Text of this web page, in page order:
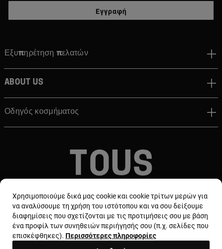
Εγγραφή
Εξυπηρέτηση πελατών
About us
Οδηγός κοσμήματος
Χρησιμοποιούμε δικά μας cookie και cookie τρίτων μερών για
να αναλύσουμε τη χρήση του ιστότοπου και να σου δείξουμε
διαφημίσεις που σχετίζονται με τις προτιμήσεις σου με βάση
ένα προφίλ των συνηθειών περιήγησής σου (π.χ. σελίδες που
επισκέφθηκες). Περισσότερες πληροφορίες